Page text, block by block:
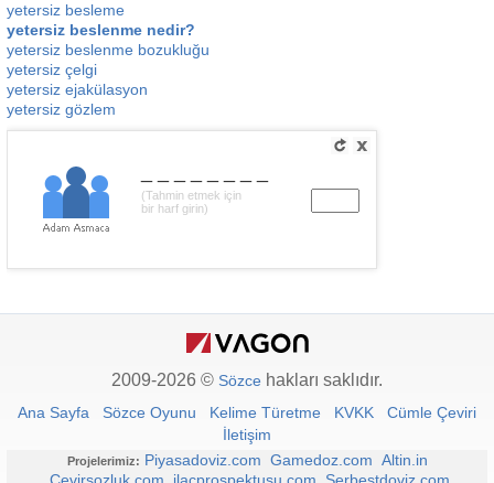
yetersiz besleme
yetersiz beslenme nedir?
yetersiz beslenme bozukluğu
yetersiz çelgi
yetersiz ejakülasyon
yetersiz gözlem
(Tahmin etmek için
bir harf girin)
2009-2026 © Sözce hakları saklıdır.
Ana Sayfa Sözce Oyunu Kelime Türetme KVKK
Cümle Çeviri
İletişim
Projelerimiz: Piyasadoviz.com Gamedoz.com Altin.in